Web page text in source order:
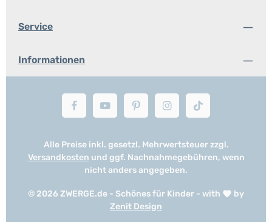
Service
Informationen
© 2026 ZWERGE.de - Schönes für Kinder - with
by
Zenit Design
Alle Preise inkl. gesetzl. Mehrwertsteuer zzgl.
Versandkosten und ggf. Nachnahmegebühren, wenn
nicht anders angegeben.